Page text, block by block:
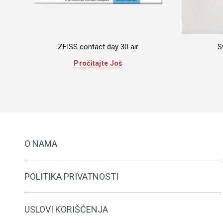
ZEISS contact day 30 air
Pročitajte Još
O NAMA
POLITIKA PRIVATNOSTI
USLOVI KORIŠĆENJA